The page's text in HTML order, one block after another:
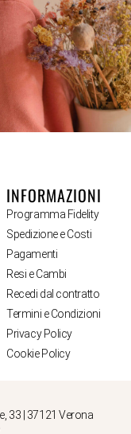
INFORMAZIONI
Programma Fidelity
Spedizione e Costi
Pagamenti
Resi e Cambi
Recedi dal contratto
Termini e Condizioni
Privacy Policy
Cookie Policy
33 | 37121 Verona